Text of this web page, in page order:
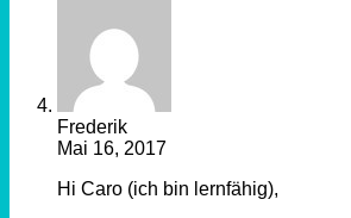
Frederik
Mai 16, 2017
Hi Caro (ich bin lernfähig),